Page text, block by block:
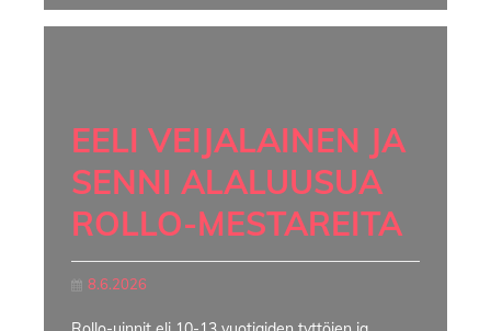
EELI VEIJALAINEN JA
SENNI ALALUUSUA
ROLLO-MESTAREITA
8.6.2026